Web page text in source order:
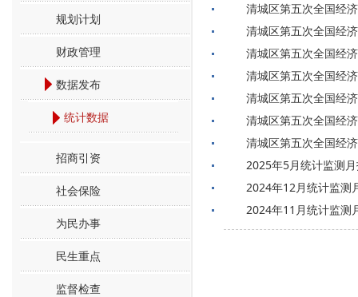
规划计划
财政管理
数据发布
统计数据
招商引资
社会保险
为民办事
民生重点
监督检查
清城区第五次全国经
清城区第五次全国经
清城区第五次全国经
清城区第五次全国经
清城区第五次全国经
清城区第五次全国经
清城区第五次全国经
2025年5月统计监测
2024年12月统计监测
2024年11月统计监测